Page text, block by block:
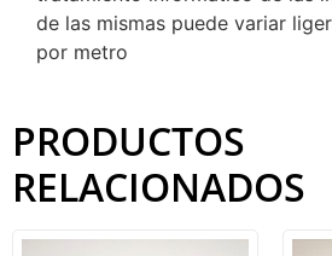
de las mismas puede variar
por metro
PRODUCTOS
RELACIONADOS